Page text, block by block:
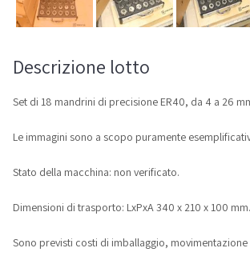
Descrizione lotto
Set di 18 mandrini di precisione ER40, da 4 a 26
Le immagini sono a scopo puramente
Stato della macchina: non verificato.
Dimensioni di trasporto: LxPxA 340 x 210 x 100 mm.
Sono previsti costi di imballaggio,